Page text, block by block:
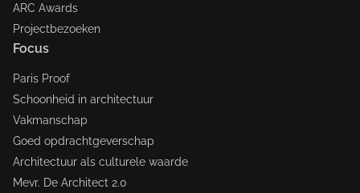
ARC Awards
Projectbezoeken
Focus
Paris Proof
Schoonheid in architectuur
Vakmanschap
Goed opdrachtgeverschap
Architectuur als culturele waarde
Mevr. De Architect 2.0